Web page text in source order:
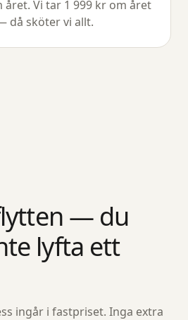
året. Vi tar 1 999 kr om året
då sköter vi allt.
— du
lyfta ett
ingår i fastpriset. Inga extra